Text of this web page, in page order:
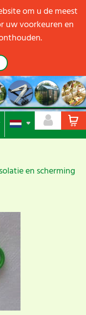
en scherming
om u de meest
uw voorkeuren en